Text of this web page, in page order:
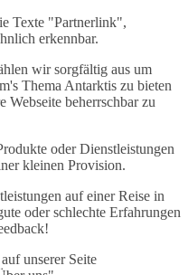
Texte "Partnerlink",
erkennbar.
wir sorgfältig aus um
Thema Antarktis zu bieten
Webseite beherrschbar zu
oder Dienstleistungen
kleinen Provision.
auf einer Reise in
oder schlechte Erfahrungen
unserer Seite